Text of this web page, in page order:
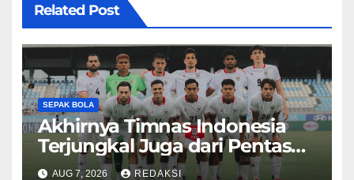
Related Post
SEPAK BOLA
Akhirnya Timnas Indonesia
Terjungkal Juga dari Pentas
Piala AFF 2026
AUG 7, 2026 REDAKSI